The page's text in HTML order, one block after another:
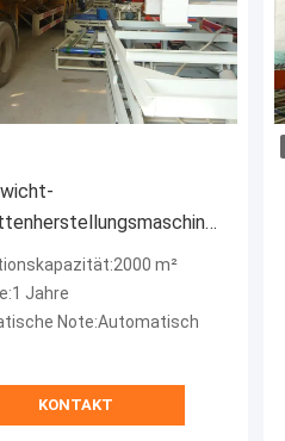
GB/T9775-1999
m²
Jahre
Note:Automatisch
KONTAKT